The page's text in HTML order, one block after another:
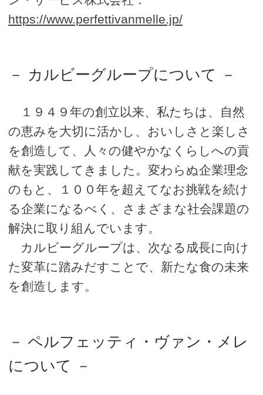
https://www.perfettivanmelle.jp/
－ カルビーグループについて －
１９４９年の創立以来、私たちは、自然
の恵みを大切に活かし、おいしさと楽しさ
を創造して、人々の健やかなくらしへの貢
献を実践してきました。変わらぬ企業理念
のもと、１００年を超えてなお挑戦を続け
る企業になるべく、さまざまな社会課題の
解決に取り組んでいます。
カルビーグループは、次なる成長に向け
た変革に踏みだすことで、新たな食の未来
を創造します。
－ ペルフェッティ・ヴァン・メレ
について －